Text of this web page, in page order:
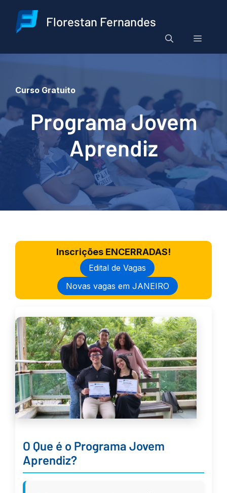
para
Florestan Fernandes
Menu
Curso Gratuito
Programa Jovem
Aprendiz
Inscrições ENCERRADAS!
Edital de Vagas
Novas vagas em JANEIRO
O Que é o Programa Jovem
Aprendiz?